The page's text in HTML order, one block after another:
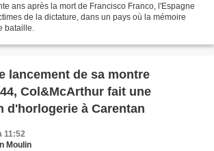
ans après la mort de Francisco Franco, l'Espagne
de la dictature, dans un pays où la mémoire
bataille.
lancement de sa montre
Col&McArthur fait une
d'horlogerie à Carentan
11:52
Moulin